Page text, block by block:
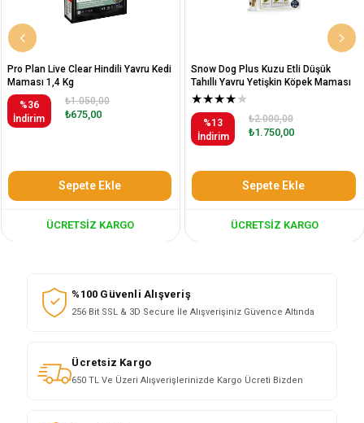
Pro Plan Live Clear Hindili Yavru Kedi
Maması 1,4 Kg
%36
İndirim
₺675,00
₺1.050,00
Sepete Ekle
ÜCRETSIZ KARGO
Snow Dog Plus Kuzu Etli Düşük
Tahıllı Yavru Yetişkin Köpek Maması
12 Kg
★★★★★
%13
İndirim
₺1.750,00
₺2.000,00
Sepete Ekle
ÜCRETSIZ KARGO
%100 Güvenli Alışveriş
256 Bit SSL & 3D Secure İle Alışverişiniz Güvence Altında
Ücretsiz Kargo
650 TL Ve Üzeri Alışverişlerinizde Kargo Ücreti Bizden